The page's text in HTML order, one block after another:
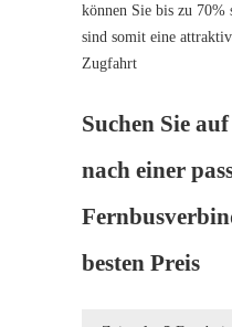
können Sie bis zu 70%
sind somit eine
Zugfahrt
Suchen Sie
nach einer
besten Preis